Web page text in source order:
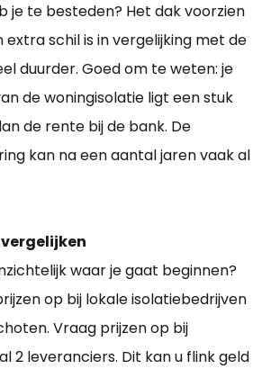
je te besteden? Het dak voorzien
extra schil is in vergelijking met de
duurder. Goed om te weten: je
de woningisolatie ligt een stuk
de rente bij de bank. De
kan na een aantal jaren vaak al
waar je gaat beginnen?
op bij lokale isolatiebedrijven
Vraag prijzen op bij
2 leveranciers. Dit kan u flink geld